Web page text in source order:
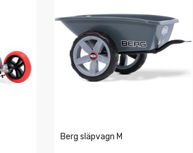
Berg släpvagn M